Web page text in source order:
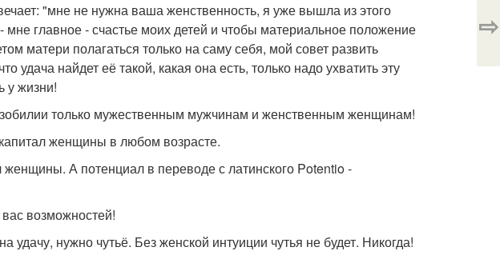
"мне не нужна ваша женственность, я уже вышла из этого
главное - счастье моих детей и чтобы материальное положение
матери полагаться только на саму себя, мой совет развить
удача найдет её такой, какая она есть, только надо ухватить эту
у жизни!
только мужественным мужчинам и женственным женщинам!
женщины в любом возрасте.
женщины. А потенциал в переводе с латинского Potentio -
возможностей!
удачу, нужно чутьё. Без женской интуиции чутья не будет. Никогда!
⇨